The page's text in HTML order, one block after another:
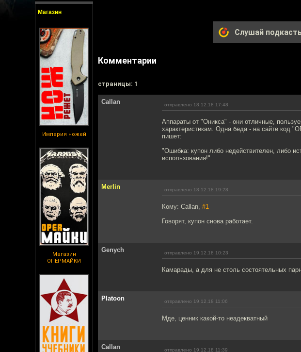
Магазин
Империя ножей
Магазин
ОПЕРМАЙКИ
Слушай
Комментарии
cтраницы: 1
Callan отправлено 18.12.18 17:48
Аппараты от "Оникса" - они отличные,
характеристикам. Одна беда - на сайте код
пишет:
"Ошибка: купон либо недействителен, либо
использования!"
Merlin отправлено 18.12.18 19:28
Кому: Callan, #1
Говорят, купон снова работает.
Genych отправлено 19.12.18 10:23
Камарады, а для не столь состоятельных
Platoon отправлено 19.12.18 11:06
Мде, ценник какой-то неадекватный
Callan отправлено 19.12.18 11:39